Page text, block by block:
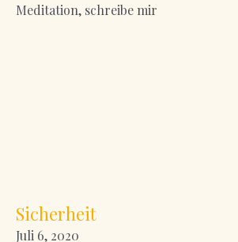
Meditation, schreibe mir
Sicherheit
Juli 6, 2020